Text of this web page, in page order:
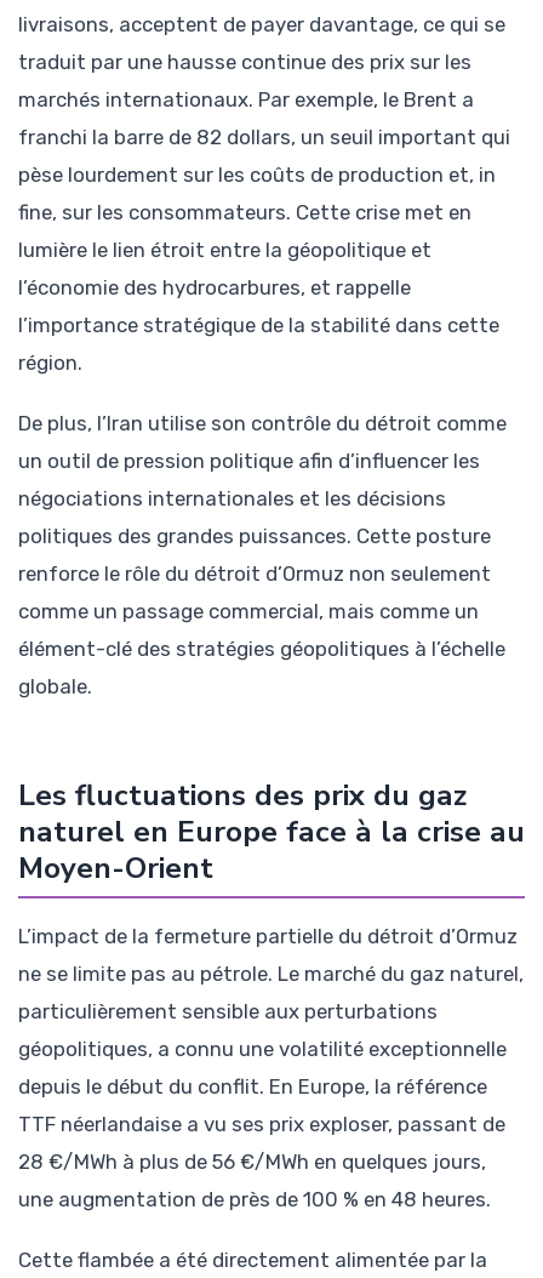
livraisons, acceptent de payer davantage, ce qui se
traduit par une hausse continue des prix sur les
marchés internationaux. Par exemple, le Brent a
franchi la barre de 82 dollars, un seuil important qui
pèse lourdement sur les coûts de production et, in
fine, sur les consommateurs. Cette crise met en
lumière le lien étroit entre la géopolitique et
l’économie des hydrocarbures, et rappelle
l’importance stratégique de la stabilité dans cette
région.
De plus, l’Iran utilise son contrôle du détroit comme
un outil de pression politique afin d’influencer les
négociations internationales et les décisions
politiques des grandes puissances. Cette posture
renforce le rôle du détroit d’Ormuz non seulement
comme un passage commercial, mais comme un
élément-clé des stratégies géopolitiques à l’échelle
globale.
Les fluctuations des prix du gaz
naturel en Europe face à la crise au
Moyen-Orient
L’impact de la fermeture partielle du détroit d’Ormuz
ne se limite pas au pétrole. Le marché du gaz naturel,
particulièrement sensible aux perturbations
géopolitiques, a connu une volatilité exceptionnelle
depuis le début du conflit. En Europe, la référence
TTF néerlandaise a vu ses prix exploser, passant de
28 €/MWh à plus de 56 €/MWh en quelques jours,
une augmentation de près de 100 % en 48 heures.
Cette flambée a été directement alimentée par la